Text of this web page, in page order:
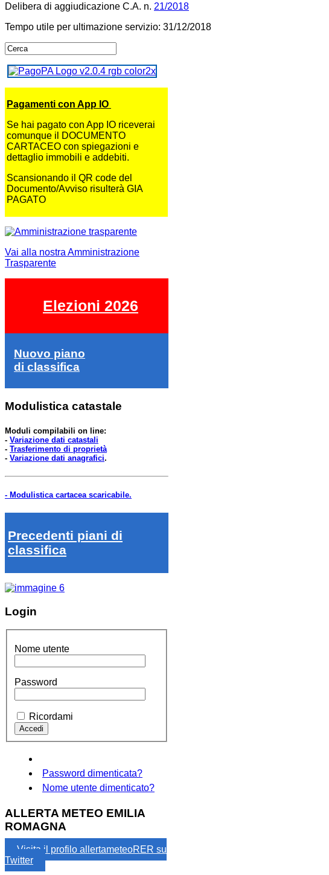
Delibera di aggiudicazione C.A. n. 21/2018
Tempo utile per ultimazione servizio: 31/12/2018
Pagamenti con App IO
Se hai pagato con App IO riceverai
comunque il DOCUMENTO
CARTACEO con spiegazioni e
dettaglio immobili e addebiti.
Scansionando il QR code del
Documento/Avviso risulterà GIA
PAGATO
Vai alla nostra Amministrazione
Trasparente
Elezioni 2026
Nuovo piano
di classifica
Modulistica catastale
Moduli compilabili on line:
- Variazione dati catastali
- Trasferimento di proprietà
- Variazione dati anagrafici.
- Modulistica cartacea scaricabile.
Precedenti piani di
classifica
Login
Nome utente
Password
Ricordami
Password dimenticata?
Nome utente dimenticato?
ALLERTA METEO EMILIA
ROMAGNA
Visita il profilo allertameteoRER su
Twitter